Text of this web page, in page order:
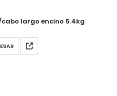
largo encino 5.4kg